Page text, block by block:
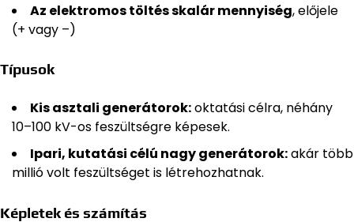
Az elektromos töltés skalár mennyiség, előjele
(+ vagy –)
Típusok
Kis asztali generátorok:oktatási célra, néhány
10–100 kV-os feszültségre képesek.
Ipari, kutatási célú nagy generátorok:akár több
millió volt feszültséget is létrehozhatnak.
Képletek és számítás